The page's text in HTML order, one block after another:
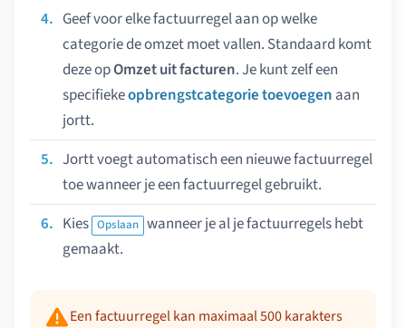
Geef voor elke factuurregel aan op welke
categorie de omzet moet vallen. Standaard komt
deze opOmzet uit facturen. Je kunt zelf een
specifiekeopbrengstcategorie toevoegen aan
jortt.
Jortt voegt automatisch een nieuwe factuurregel
toe wanneer je een factuurregel gebruikt.
Kies Opslaan wanneer je al je factuurregels hebt
gemaakt.
Een factuurregel kan maximaal 500 karakters